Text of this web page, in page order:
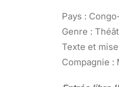
Pays :
Genre :
Texte et
Compagnie :